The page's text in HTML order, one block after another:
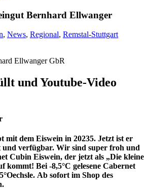
Bernhard Ellwanger
, News, Regional, Remstal-Stuttgart
Ellwanger GbR
und Youtube-Video
mit dem Eiswein in 20235. Jetzt ist er
und verfügbar. Wir sind super froh und
Cubin Eiswein, der jetzt als „Die kleine
kommt! Bei -8,5°C gelesene Cabernet
Ab sofort im Shop des